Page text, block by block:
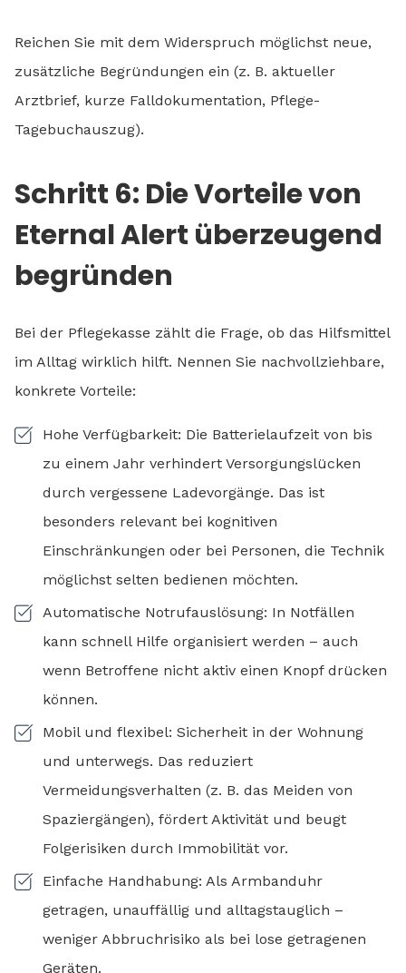
Reichen Sie mit dem Widerspruch möglichst neue,
zusätzliche Begründungen ein (z. B. aktueller
Arztbrief, kurze Falldokumentation, Pflege-
Tagebuchauszug).
Schritt 6: Die Vorteile von
Eternal Alert überzeugend
begründen
Bei der Pflegekasse zählt die Frage, ob das Hilfsmittel
im Alltag wirklich hilft. Nennen Sie nachvollziehbare,
konkrete Vorteile:
Hohe Verfügbarkeit: Die Batterielaufzeit von bis
zu einem Jahr verhindert Versorgungslücken
durch vergessene Ladevorgänge. Das ist
besonders relevant bei kognitiven
Einschränkungen oder bei Personen, die Technik
möglichst selten bedienen möchten.
Automatische Notrufauslösung: In Notfällen
kann schnell Hilfe organisiert werden – auch
wenn Betroffene nicht aktiv einen Knopf drücken
können.
Mobil und flexibel: Sicherheit in der Wohnung
und unterwegs. Das reduziert
Vermeidungsverhalten (z. B. das Meiden von
Spaziergängen), fördert Aktivität und beugt
Folgerisiken durch Immobilität vor.
Einfache Handhabung: Als Armbanduhr
getragen, unauffällig und alltagstauglich –
weniger Abbruchrisiko als bei lose getragenen
Geräten.